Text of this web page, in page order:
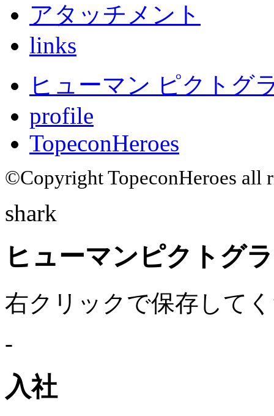
アタッチメント
links
ヒューマン ピクトグ
profile
TopeconHeroes
©Copyright TopeconHeroes all
shark
ヒューマンピクトグ
右クリックで保存して
-
入社